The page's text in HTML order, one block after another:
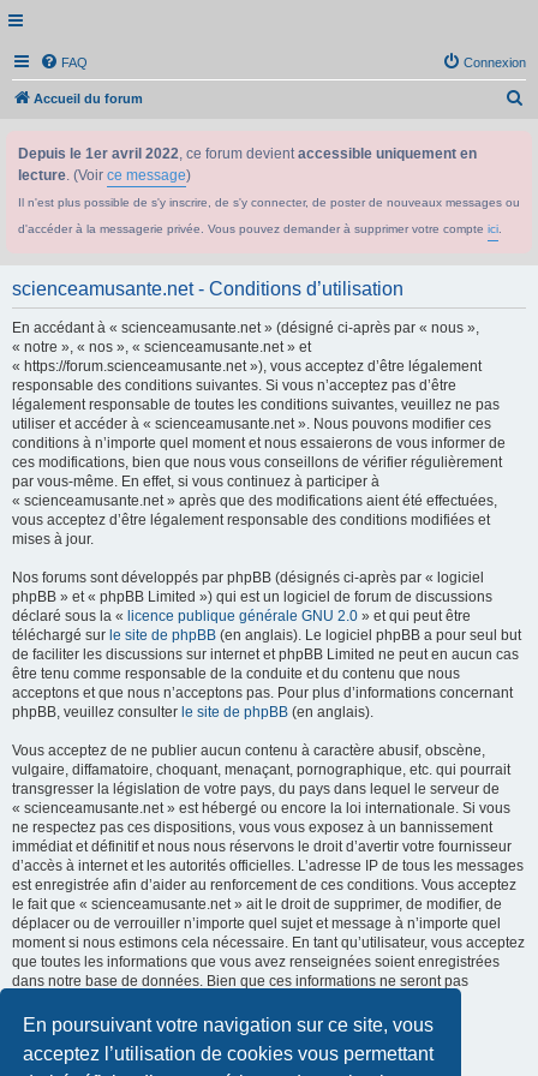
En poursuivant votre navigation sur ce site, vous
acceptez l’utilisation de cookies vous permettant
FAQ Connexion
Accueil du forum
Depuis le 1er avril 2022, ce forum devientaccessible uniquement en
lecture. (Voir ce message)
Il n'est plus possible de s'y inscrire, de s'y connecter, de poster de nouveaux messages ou
d'accéder à la messagerie privée. Vous pouvez demander à supprimer votre compte ici
scienceamusante.net - Conditions d’utilisation
En accédant à « scienceamusante.net » (désigné ci-après par « nous »,
« notre », « nos », « scienceamusante.net » et
« https://forum.scienceamusante.net »), vous acceptez d’être légalement
responsable des conditions suivantes. Si vous n’acceptez pas d’être
légalement responsable de toutes les conditions suivantes, veuillez ne pas
utiliser et accéder à « scienceamusante.net ». Nous pouvons modifier ces
conditions à n’importe quel moment et nous essaierons de vous informer de
ces modifications, bien que nous vous conseillons de vérifier régulièrement
par vous-même. En effet, si vous continuez à participer à
« scienceamusante.net » après que des modifications aient été effectuées,
vous acceptez d’être légalement responsable des conditions modifiées et
mises à jour.
Nos forums sont développés par phpBB (désignés ci-après par « logiciel
phpBB » et « phpBB Limited ») qui est un logiciel de forum de discussions
déclaré sous la « licence publique générale GNU 2.0 » et qui peut être
téléchargé sur le site de phpBB (en anglais). Le logiciel phpBB a pour seul but
de faciliter les discussions sur internet et phpBB Limited ne peut en aucun cas
être tenu comme responsable de la conduite et du contenu que nous
acceptons et que nous n’acceptons pas. Pour plus d’informations concernant
phpBB, veuillez consulter le site de phpBB (en anglais).
Vous acceptez de ne publier aucun contenu à caractère abusif, obscène,
vulgaire, diffamatoire, choquant, menaçant, pornographique, etc. qui pourrait
transgresser la législation de votre pays, du pays dans lequel le serveur de
« scienceamusante.net » est hébergé ou encore la loi internationale. Si vous
ne respectez pas ces dispositions, vous vous exposez à un bannissement
immédiat et définitif et nous nous réservons le droit d’avertir votre fournisseur
d’accès à internet et les autorités officielles. L’adresse IP de tous les messages
est enregistrée afin d’aider au renforcement de ces conditions. Vous acceptez
le fait que « scienceamusante.net » ait le droit de supprimer, de modifier, de
déplacer ou de verrouiller n’importe quel sujet et message à n’importe quel
moment si nous estimons cela nécessaire. En tant qu’utilisateur, vous acceptez
que toutes les informations que vous avez renseignées soient enregistrées
dans notre base de données. Bien que ces informations ne seront pas
« scienceamusante.net », ni phpBB, ne pourront être tenus comme
responsables en cas de tentative de piratage informatique visant à
compromettre vos données.